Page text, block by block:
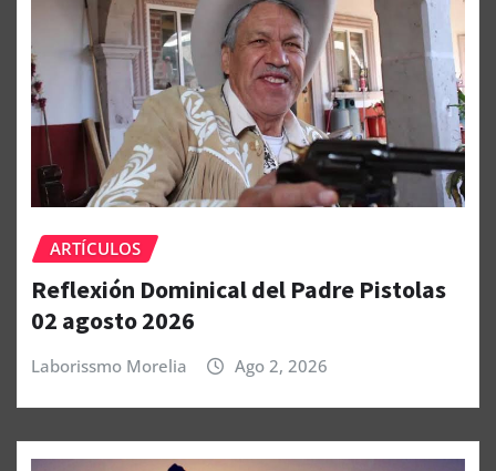
ARTÍCULOS
Reflexión Dominical del Padre Pistolas
02 agosto 2026
Laborissmo Morelia Ago 2, 2026